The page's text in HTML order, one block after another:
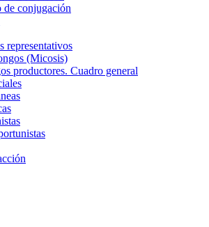
de conjugación
representativos
(Micosis)
productores. Cuadro general